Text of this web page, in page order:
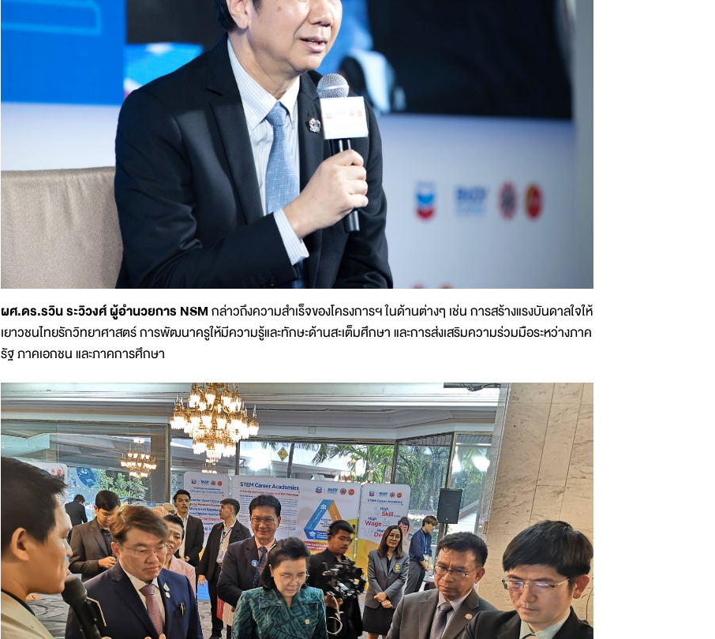
ผศ.ดร.รวิน ระวิวงศ์ ผู้อำนวยการ NSMกล่าวถึงความสำเร็จของโครงการฯ ในด้านต่างๆ เช่น การสร้างแรงบันดาลใจให้
เยาวชนไทยรักวิทยาศาสตร์ การพัฒนาครูให้มีความรู้และทักษะด้านสะเต็มศึกษา และการส่งเสริมความร่วมมือระหว่างภาค
รัฐ ภาคเอกชน และภาคการศึกษา